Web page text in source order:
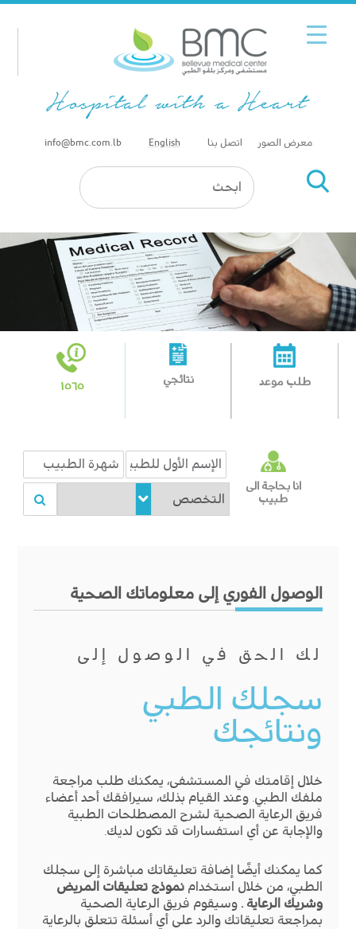
معرض الصور اتصل بنا info@bmc.com.lb English
طلب موعد نتائجي
١٥٦٥
انا بحاجة الى
طبيب
الوصول الفوري إلى معلوماتك الصحية
لك الحق في الوصول إلى
سجلك الطبي
ونتائجك
خلال إقامتك في المستشفى، يمكنك طلب مراجعة
ملفك الطبي. وعند القيام بذلك، سيرافقك أحد أعضاء
فريق الرعاية الصحية لشرح المصطلحات الطبية
والإجابة عن أي استفسارات قد تكون لديك.
كما يمكنك أيضًا إضافة تعليقاتك مباشرة إلى سجلك
الطبي، من خلال استخدامنموذج تعليقات المريض
وشريك الرعاية .وسيقوم فريق الرعاية الصحية
بمراجعة تعليقاتك والرد على أي أسئلة تتعلق بالرعاية